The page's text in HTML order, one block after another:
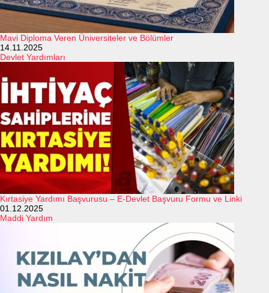
Mavi Diploma Veren Üniversiteler ve Bölümler
14.11.2025
Devlet Yardımları
Kırtasiye Yardımı Başvurusu – E-Devlet Başvuru Formu ve Linki
01.12.2025
Maddi Yardım